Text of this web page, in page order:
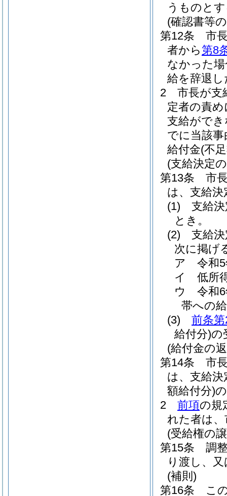
うものと
(確認書等
第12条
市
者から第8
なかった
給を辞退
2
市長が支
定者の責
支給がで
でに当該
給付金(不
(支給決定
第13条
市
は、支給
(1)
支給
とき。
(2)
支給
次に掲げ
ア
令和
イ
低所
ウ
令和
帯への
(3)
前条
給付分)の
(給付金の
第14条
市
は、支給
額給付分)
2
前項の規
れた者は
(受給権の
第15条
調
り渡し、
(補則)
第16条
こ